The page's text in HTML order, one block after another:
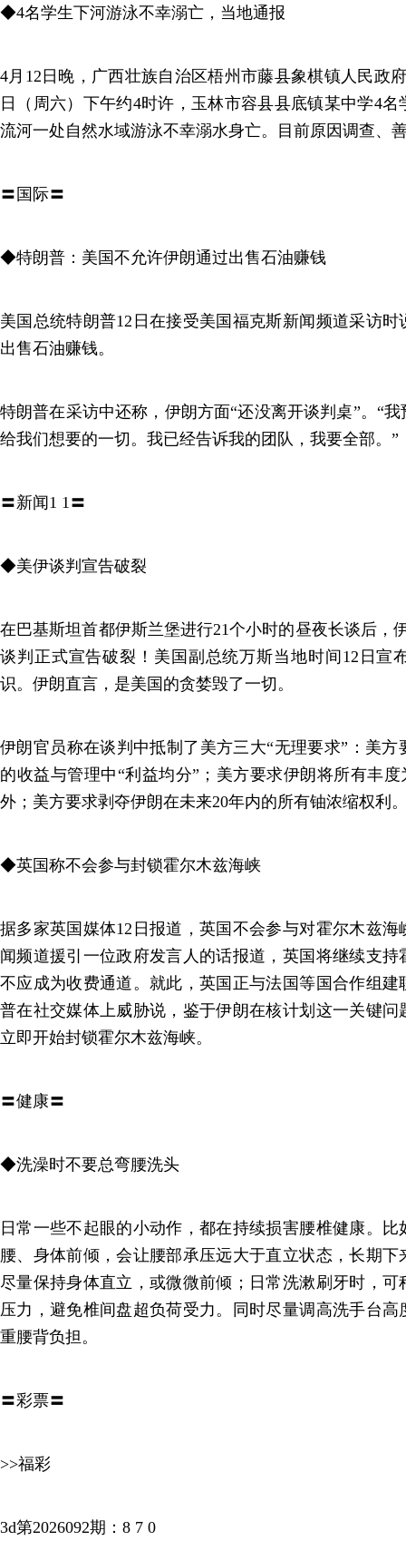
◆4名学生下河游泳不幸溺亡，当地通报
4月12日晚，广西壮族自治区梧州市藤县象棋镇人民政
日（周六）下午约4时许，玉林市容县县底镇某中学4
流河一处自然水域游泳不幸溺水身亡。目前原因调查、
〓国际〓
◆特朗普：美国不允许伊朗通过出售石油赚钱
美国总统特朗普12日在接受美国福克斯新闻频道采访
出售石油赚钱。
特朗普在采访中还称，伊朗方面“还没离开谈判桌”。“
给我们想要的一切。我已经告诉我的团队，我要全部。”
〓新闻1 1〓
◆美伊谈判宣告破裂
在巴基斯坦首都伊斯兰堡进行21个小时的昼夜长谈后，
谈判正式宣告破裂！美国副总统万斯当地时间12日宣
识。伊朗直言，是美国的贪婪毁了一切。
伊朗官员称在谈判中抵制了美方三大“无理要求”：美
的收益与管理中“利益均分”；美方要求伊朗将所有丰
外；美方要求剥夺伊朗在未来20年内的所有铀浓缩权利
◆英国称不会参与封锁霍尔木兹海峡
据多家英国媒体12日报道，英国不会参与对霍尔木兹
闻频道援引一位政府发言人的话报道，英国将继续支
不应成为收费通道。就此，英国正与法国等国合作组
普在社交媒体上威胁说，鉴于伊朗在核计划这一关键
立即开始封锁霍尔木兹海峡。
〓健康〓
◆洗澡时不要总弯腰洗头
日常一些不起眼的小动作，都在持续损害腰椎健康。
腰、身体前倾，会让腰部承压远大于直立状态，长期
尽量保持身体直立，或微微前倾；日常洗漱刷牙时，
压力，避免椎间盘超负荷受力。同时尽量调高洗手台
重腰背负担。
〓彩票〓
>>福彩
3d第2026092期：8 7 0